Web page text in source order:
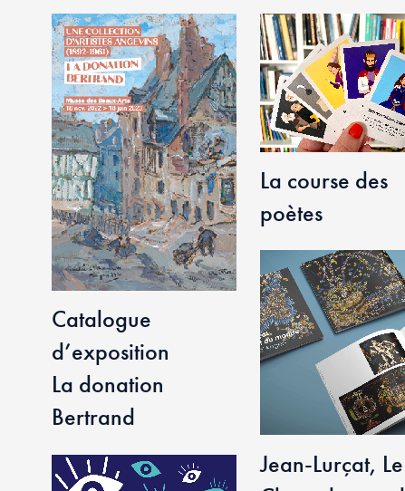
Catalogue
d’exposition
La donation
Bertrand
La course des
poètes
Jean-Lurçat, Le